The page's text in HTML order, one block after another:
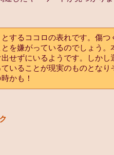
するココロの表れです。傷
を嫌がっているのでしょう
せずにいるようです。しか
ていることが現実のものとな
かも！